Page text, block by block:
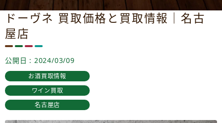
ドーヴネ 買取価格と買取情報｜名古
屋店
公開日 : 2024/03/09
お酒買取情報
ワイン買取
名古屋店